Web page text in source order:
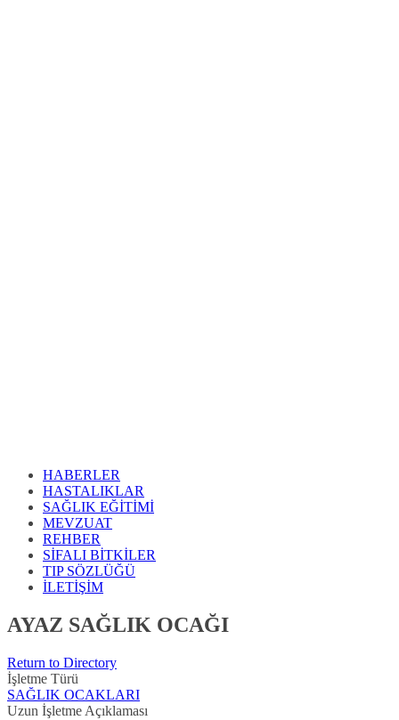
HABERLER
HASTALIKLAR
SAĞLIK EĞİTİMİ
MEVZUAT
REHBER
SİFALI BİTKİLER
TIP SÖZLÜĞÜ
İLETİŞİM
AYAZ SAĞLIK OCAĞI
Return to Directory
İşletme Türü
SAĞLIK OCAKLARI
Uzun İşletme Açıklaması